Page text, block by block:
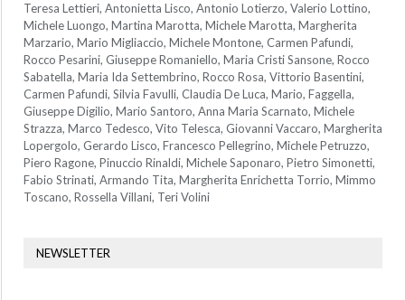
Teresa Lettieri, Antonietta Lisco, Antonio Lotierzo, Valerio Lottino,
Michele Luongo, Martina Marotta, Michele Marotta, Margherita
Marzario, Mario Migliaccio, Michele Montone, Carmen Pafundi,
Rocco Pesarini, Giuseppe Romaniello, Maria Cristi Sansone, Rocco
Sabatella, Maria Ida Settembrino, Rocco Rosa, Vittorio Basentini,
Carmen Pafundi, Silvia Favulli, Claudia De Luca, Mario, Faggella,
Giuseppe Digilio, Mario Santoro, Anna Maria Scarnato, Michele
Strazza, Marco Tedesco, Vito Telesca, Giovanni Vaccaro, Margherita
Lopergolo, Gerardo Lisco, Francesco Pellegrino, Michele Petruzzo,
Piero Ragone, Pinuccio Rinaldi, Michele Saponaro, Pietro Simonetti,
Fabio Strinati, Armando Tita, Margherita Enrichetta Torrio, Mimmo
Toscano, Rossella Villani, Teri Volini
NEWSLETTER